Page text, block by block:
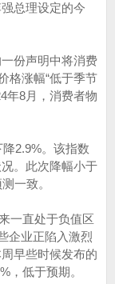
总理设定的今
份声明中将消费
格涨幅“低于季节
年8月，消费者物
2.9%。该指数
。此次降幅小于
一致。
一直处于负值区
企业正陷入激烈
早些时候发布的
，低于预期。